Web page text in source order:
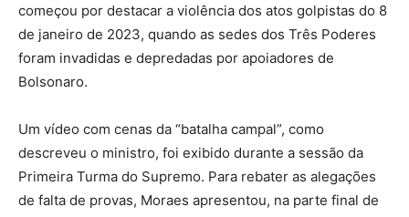
começou por destacar a violência dos atos golpistas do 8
de janeiro de 2023, quando as sedes dos Três Poderes
foram invadidas e depredadas por apoiadores de
Bolsonaro.
Um vídeo com cenas da “batalha campal”, como
descreveu o ministro, foi exibido durante a sessão da
Primeira Turma do Supremo. Para rebater as alegações
de falta de provas, Moraes apresentou, na parte final de